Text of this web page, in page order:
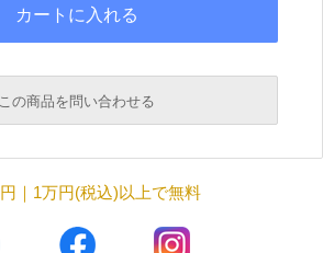
この商品を問い合わせる
｜1万円(税込)以上で無料